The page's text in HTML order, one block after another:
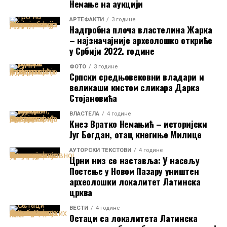
Ктиторски натпис хумског кнеза Мирослава у Цркви Светог Петра у
Бијелом Пољу. Аутор фотографије је Петар Нешић. Фотографија је
Црква Светог Спаса у Призрену. Аутор фотографије Алексеј
Нешовић (@notordinarykid_).
Црква Светог Спаса стављене ја подзаштиту
државе 1948. године.Од 1953. до 1963. године
конзерваторски радови
архитектури, а фреске суконзервиране
споменик културе од изузетног значаја
1990. године.
У Цркву се може уђи надва улаза– са
јужне стране
. Изнад улаза на јужној страни налазе се
три нише. У централној ниши се назире лик
Пресвете Богородице, док се на преостале две нише
не може разазнати који светитељи су ту били
насликани. У ниши изнад западног улаза у Цркву
Пресвете Богородице нема трагова
фрескосликарства.
Немање на аукцији
АРТЕФАКТИ 3 године
Надгробна плоча властелина Жарка
– најзначајније археолошко откриће
у Србији 2022. године
ФОТО 3 године
Српски средњовековни владари и
великаши кистом сликара Дарка
Стојановића
ВЛАСТЕЛА 4 године
Кнез Вратко Немањић – историјски
Југ Богдан, отац кнегиње Милице
AУТОРСКИ ТЕКСТОВИ 4 године
Црни низ се наставља: У насељу
Постење у Новом Пазару уништен
археолошки локалитет Латинска
црква
ВЕСТИ 4 године
Остаци са локалитета Латинска